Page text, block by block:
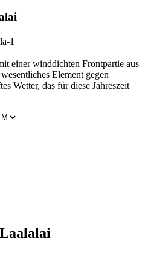
1
einer winddichten Frontpartie aus
Element gegen
Wetter, das für diese Jahreszeit